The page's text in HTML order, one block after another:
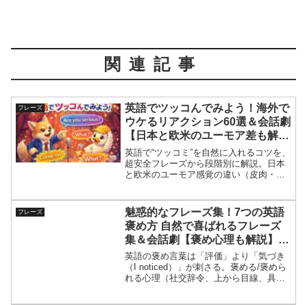
関連記事
フレーズ
英語でツッコんでみよう！海外で
ウケるリアクション60選＆会話劇
【日本と欧米のユーモア差も解
説】
英語で“ツッコミ”を自然に入れるコツを、
超安全フレーズから段階別に解説。日本
と欧米のユーモア感覚の違い（皮肉・自
（カタカナ＋アクセント）、1分音読つ
き。国際交流の雑談が盛り上がる。
フレーズ
魅惑的なフレーズ集！7つの英語
褒め方 自然で喜ばれるフレーズ
集＆会話劇【褒め心理も解説】 –
Langmate English Club
英語の褒め言葉は「評価」より「気づき
（I noticed）」が刺さる。褒める/褒めら
れる心理（社交辞令、上から目線、具体